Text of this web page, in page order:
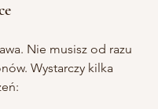
Nie musisz od razu
Wystarczy kilka